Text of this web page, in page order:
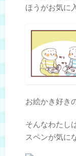
ほうがお気に
お絵かき好き
そんなわたし
スペンが気に